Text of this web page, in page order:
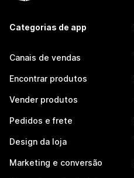
Categorias de app
Canais de vendas
Encontrar produtos
Vender produtos
Pedidos e frete
Design da loja
Marketing e conversão